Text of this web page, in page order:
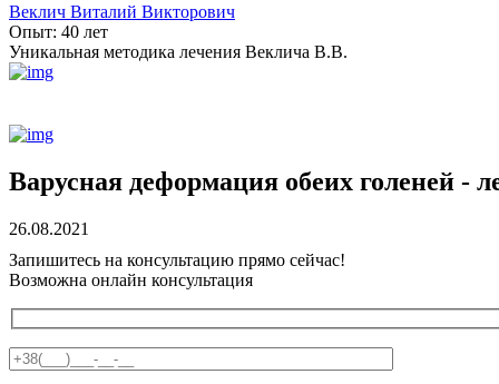
Веклич Виталий Викторович
Опыт: 40 лет
Уникальная методика лечения Веклича В.В.
Варусная деформация обеих голеней -
26.08.2021
Запишитесь на консультацию прямо сейчас!
Возможна онлайн консультация